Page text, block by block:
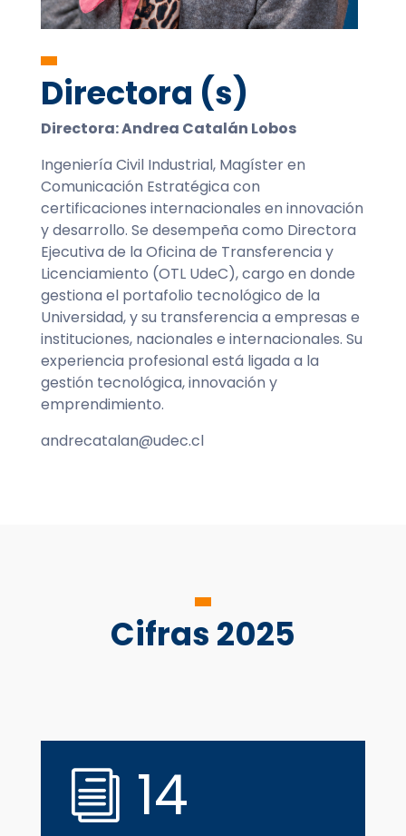
Directora (s)
Directora: Andrea Catalán Lobos
Ingeniería Civil Industrial, Magíster en
Comunicación Estratégica con
certificaciones internacionales en innovación
y desarrollo. Se desempeña como Directora
Ejecutiva de la Oficina de Transferencia y
Licenciamiento (OTL UdeC), cargo en donde
gestiona el portafolio tecnológico de la
Universidad, y su transferencia a empresas e
instituciones, nacionales e internacionales. Su
experiencia profesional está ligada a la
gestión tecnológica, innovación y
emprendimiento.
andrecatalan@udec.cl
Cifras 2025
i 14